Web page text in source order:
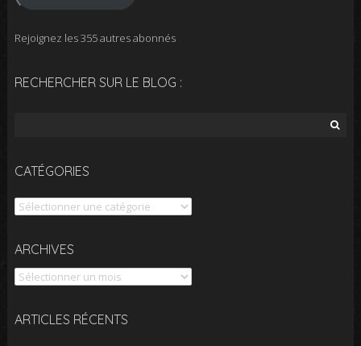
Rejoignez les 355 autres abonnés
RECHERCHER SUR LE BLOG :
CATÉGORIES
Catégories
ARCHIVES
Archives
ARTICLES RÉCENTS